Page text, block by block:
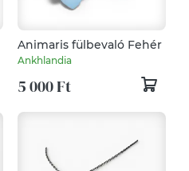
Animaris fülbevaló Fehér
Ankhlandia
5 000 Ft